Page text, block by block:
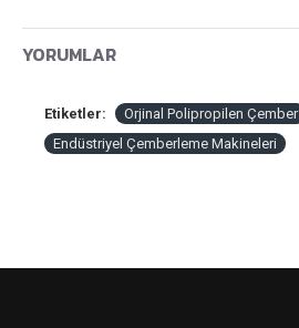
YORUMLAR
Etiketler: Orjinal Polipropilen Çember
Endüstriyel Çemberleme Makineleri